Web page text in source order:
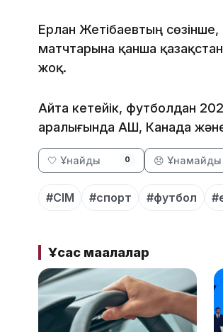
Ерлан Жетібаевтың сөзінше,
матчтарына қанша
жоқ.
Айта кетейік, футболдан
аралығында АҚШ, Канада
🤍 Ұнайды 0 😞 Ұнамайды
#СІМ #спорт #футбол
Ұқсас мақалалар